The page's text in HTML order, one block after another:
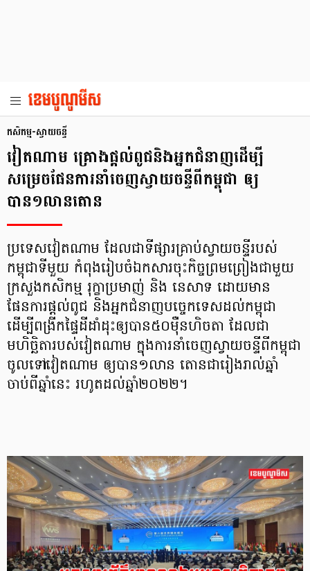
កសិកម្ម-ស្វាយចន្ទី
វៀតណាម គ្រោងផ្តល់ពូជ​និង​អ្នកជំនាញ​ដើម្បី
សម្រេចផែនការនាំចេញស្វាយចន្ទីពីកម្ពុជា ឲ្យ
បាន១លានតោន
ប្រទេសវៀតណាម ដែលជាទីផ្សារគ្រាប់ស្វាយចន្ទីរបស់
កម្ពុជាទីមួយ កំពុងរៀបចំឯកសារចុះកិច្ចព្រមព្រៀងជាមួយ
ក្រសួងកសិកម្ម រុក្ខាប្រមាញ់ និង នេសាទ ដោយមាន
ផែនការផ្តល់ពូជ និងអ្នកជំនាញបច្ចេកទេសដល់កម្ពុជា
ដើម្បីពង្រីកផ្ទៃដីដាំដុះឲ្យបាន៥០ម៉ឺនហិចតា ដែលជា
មហិច្ឆិតារបស់វៀតណាម ក្នុងការនាំចេញស្វាយចន្ទីពីកម្ពុជា
ចូលទៅវៀតណាម ឲ្យបាន១លាន តោនជារៀងរាល់ឆ្នាំ
ចាប់ពីឆ្នាំនេះ រហូតដល់ឆ្នាំ២០២២។